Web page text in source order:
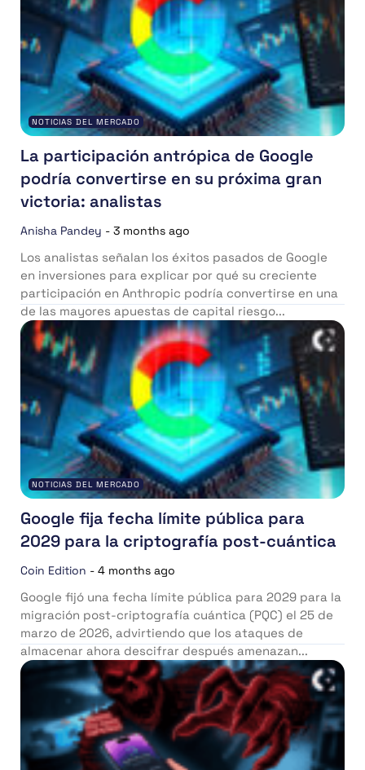
NOTICIAS DEL MERCADO
La participación antrópica de Google
podría convertirse en su próxima gran
victoria: analistas
Anisha Pandey - 3 months ago
Los analistas señalan los éxitos pasados de Google
en inversiones para explicar por qué su creciente
participación en Anthropic podría convertirse en una
de las mayores apuestas de capital riesgo...
NOTICIAS DEL MERCADO
Google fija fecha límite pública para
2029 para la criptografía post-cuántica
Coin Edition - 4 months ago
Google fijó una fecha límite pública para 2029 para la
migración post-criptografía cuántica (PQC) el 25 de
marzo de 2026, advirtiendo que los ataques de
almacenar ahora descifrar después amenazan...